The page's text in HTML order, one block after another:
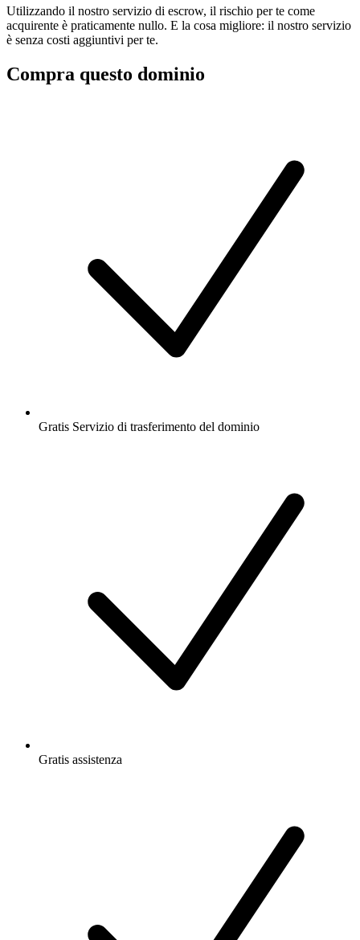
Utilizzando il nostro servizio di escrow, il rischio per te come
acquirente è praticamente nullo. E la cosa migliore: il nostro servizio
è senza costi aggiuntivi per te.
Compra questo dominio
Gratis Servizio di trasferimento del dominio
Gratis assistenza